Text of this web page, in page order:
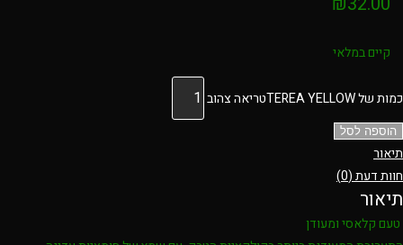
קיים במלאי
כמות של TEREA YELLOWטריאה צהוב
הוספה לסל
תיאור
חוות דעת (0)
תיאור
טעם קלאסי ומעודן